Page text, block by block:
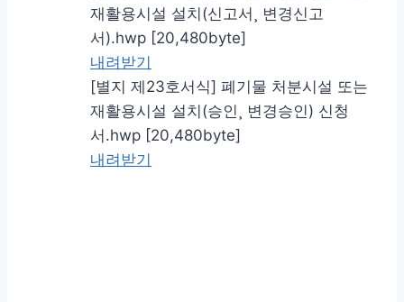
재활용시설 설치(신고서¸ 변경신고
서).hwp [20,480byte]
내려받기
[별지 제23호서식] 폐기물 처분시설 또는
재활용시설 설치(승인¸ 변경승인) 신청
서.hwp [20,480byte]
내려받기